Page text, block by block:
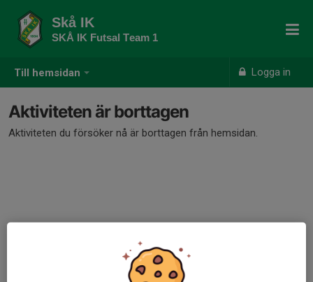
Till hemsidan Logga in
Skå IK
SKÅ IK Futsal Team 1
Aktiviteten är borttagen
Aktiviteten du försöker nå är borttagen från hemsidan.